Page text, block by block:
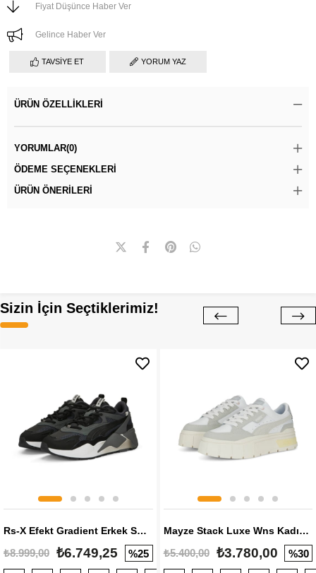
Fiyat Düşünce Haber Ver
Gelince Haber Ver
TAVSIYE ET YORUM YAZ
ÜRÜN ÖZELLIKLERI
YORUMLAR(0)
ÖDEME SEÇENEKLERI
ÜRÜN ÖNERILERI
Sizin İçin Seçtiklerimiz!
Rs-X Efekt Gradient Erkek Sneaker
₺8.999,00 ₺6.749,25 %25
Mayze Stack Luxe Wns Kadın Sneaker
₺5.400,00 ₺3.780,00 %30